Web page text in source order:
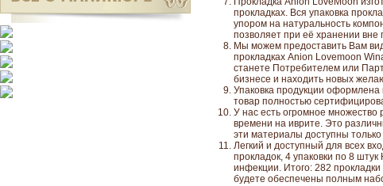
прокладках. Вся упаковка
упором на натуральность
позволяет при её хранении вне
Мы можем предоставить Вам
прокладках Anion Lovemoon
станете Потребителем или
бизнесе и находить новых
Упаковка продукции оформлена
товар полностью
У нас есть огромное
времени на иврите. Это
эти материалы доступны
Легкий и доступный для всех
прокладок, 4 упаковки по 8
инфекции. Итого: 282
будете обеспечены полным